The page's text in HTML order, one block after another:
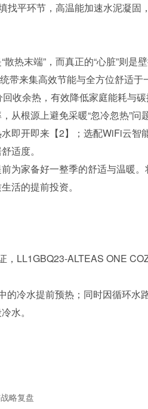
找平环节，高温能加速水泥凝固
热末端”，而真正的“心脏”则是
带来集高效节能与全方位舒适
收余热，有效降低家庭能耗与
从根源上避免采暖“忽冷忽热”
即开即来【2】；选配WiFi云智
适度。
为家备好一整季的舒适与温暖。
活的提前投资。
，LL1GBQ23-ALTEAS ONE
的冷水提前预热；同时因循环水
水。
略复盘